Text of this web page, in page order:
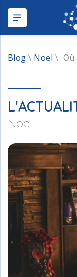
Blog \ Noel \ Où
Noel